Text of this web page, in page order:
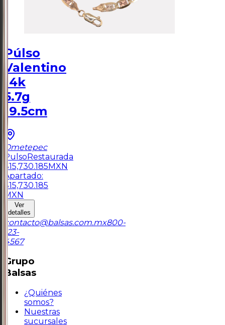
Púlso
Valentino
14k
5.7g
19.5cm
Ometepec
PulsoRestaurada
$15,730.185MXN
Apartado:
$15,730.185
MXN
Ver
detalles
contacto@balsas.com.mx800-
123-
4567
Grupo
Balsas
¿Quiénes
somos?
Nuestras
sucursales